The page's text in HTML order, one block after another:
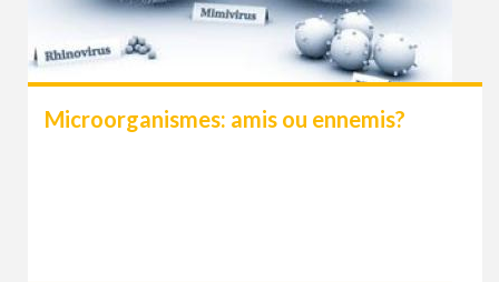
Microorganismes: amis ou ennemis?